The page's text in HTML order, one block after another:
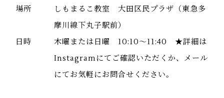
場所
しもまるこ教室 大田区民プラザ（東急多
摩川線下丸子駅前）
日時
木曜または日曜 10:10～11:40 ★詳細は
Instagramにてご確認いただくか、メール
にてお気軽にお問合せください。